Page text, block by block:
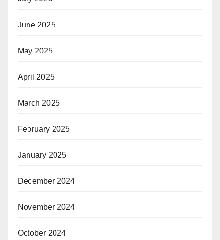
June 2025
May 2025
April 2025
March 2025
February 2025
January 2025
December 2024
November 2024
October 2024